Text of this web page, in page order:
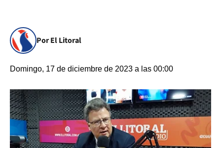
Por El Litoral
Domingo, 17 de diciembre de 2023 a las 00:00